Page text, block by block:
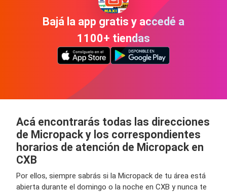
Bajá la app gratis y accedé a
1100+ tiendas
Acá encontrarás todas las direcciones
de Micropack y los correspondientes
horarios de atención de Micropack en
CXB
Por ellos, siempre sabrás si la Micropack de tu área está
abierta durante el domingo o la noche en CXB y nunca te